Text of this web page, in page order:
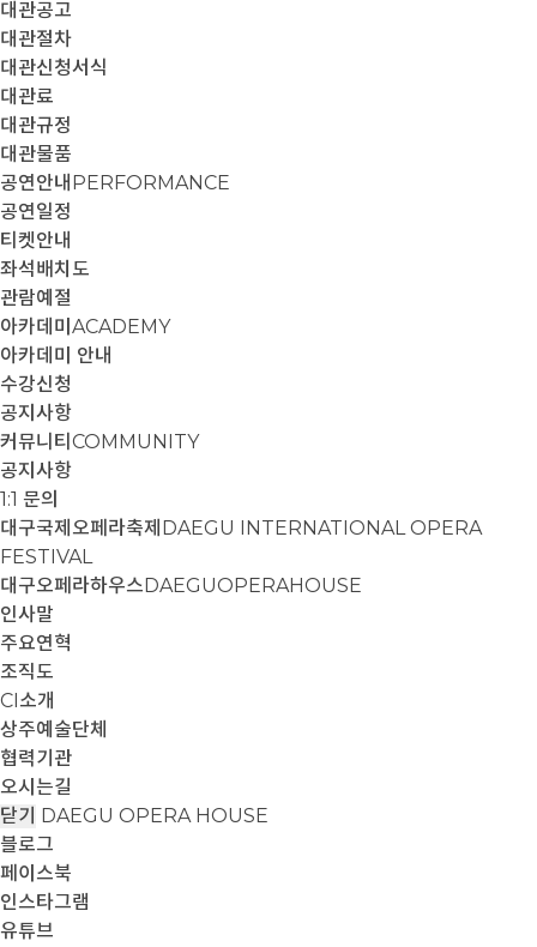
대관공고
대관절차
대관신청서식
대관료
대관규정
대관물품
공연안내 PERFORMANCE
공연일정
티켓안내
좌석배치도
관람예절
아카데미 ACADEMY
아카데미 안내
수강신청
공지사항
커뮤니티 COMMUNITY
공지사항
1:1 문의
대구국제오페라축제 DAEGU INTERNATIONAL OPERA
FESTIVAL
대구오페라하우스DAEGUOPERAHOUSE
인사말
주요연혁
조직도
CI소개
상주예술단체
협력기관
오시는길
닫기 DAEGU OPERA HOUSE
블로그
페이스북
인스타그램
유튜브